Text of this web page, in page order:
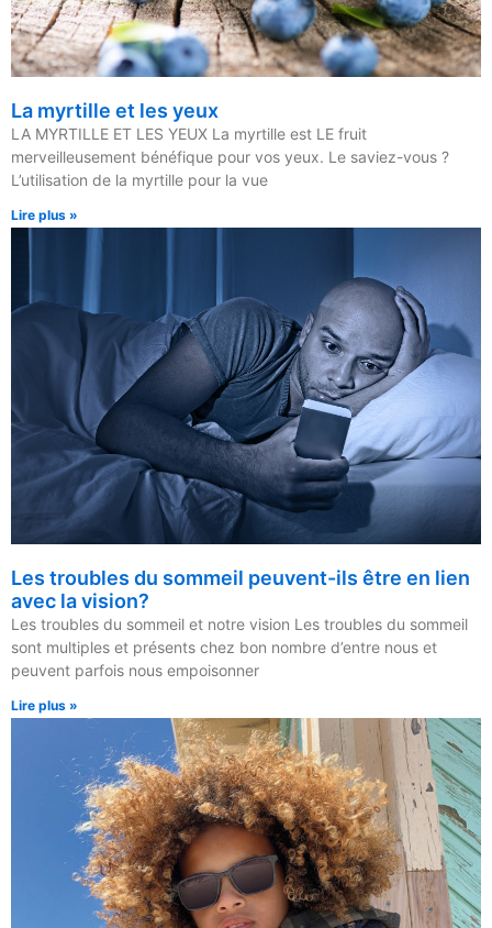
La myrtille et les yeux
LA MYRTILLE ET LES YEUX La myrtille est LE fruit
merveilleusement bénéfique pour vos yeux. Le saviez-vous ?
L’utilisation de la myrtille pour la vue
Lire plus »
Les troubles du sommeil peuvent-ils être en lien
avec la vision?
Les troubles du sommeil et notre vision Les troubles du sommeil
sont multiples et présents chez bon nombre d’entre nous et
peuvent parfois nous empoisonner
Lire plus »